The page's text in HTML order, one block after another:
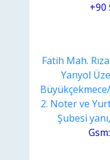
+90
Fatih Mah.
Yanyol
2. Noter ve
Şubesi